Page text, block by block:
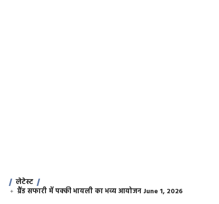
लेटेस्ट
ग्रैंड सफारी में पक्की भायली का भव्य आयोजन June 1, 2026